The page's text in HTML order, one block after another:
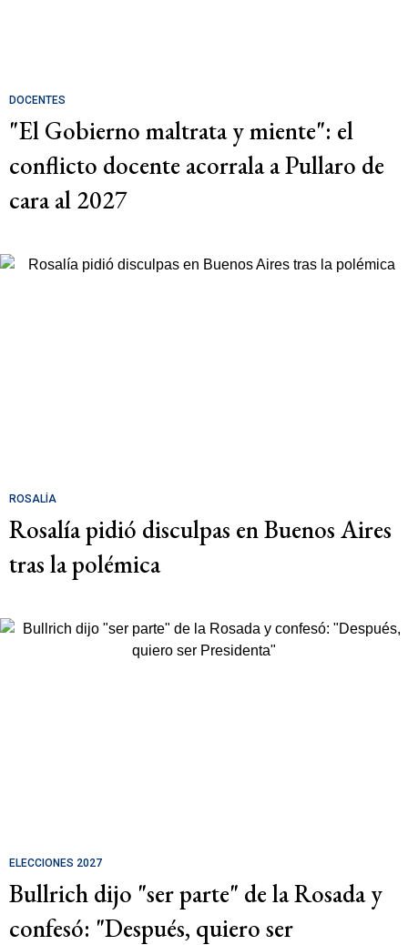
DOCENTES
"El Gobierno maltrata y miente": el
conflicto docente acorrala a Pullaro de
cara al 2027
ROSALÍA
Rosalía pidió disculpas en Buenos Aires
tras la polémica
ELECCIONES 2027
Bullrich dijo "ser parte" de la Rosada y
confesó: "Después, quiero ser